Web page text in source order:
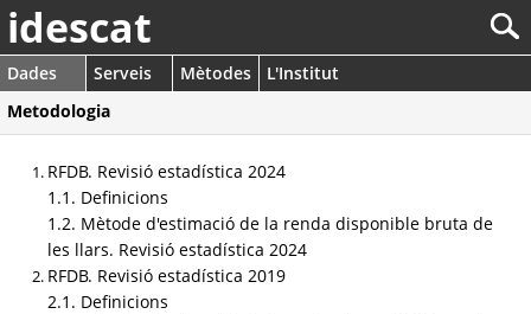
idescat
Dades Serveis Mètodes
L'Institut
Metodologia
RFDB. Revisió estadística 2024
1.1. Definicions
1.2. Mètode d'estimació de la renda disponible bruta de
les llars. Revisió estadística 2024
RFDB. Revisió estadística 2019
2.1. Definicions